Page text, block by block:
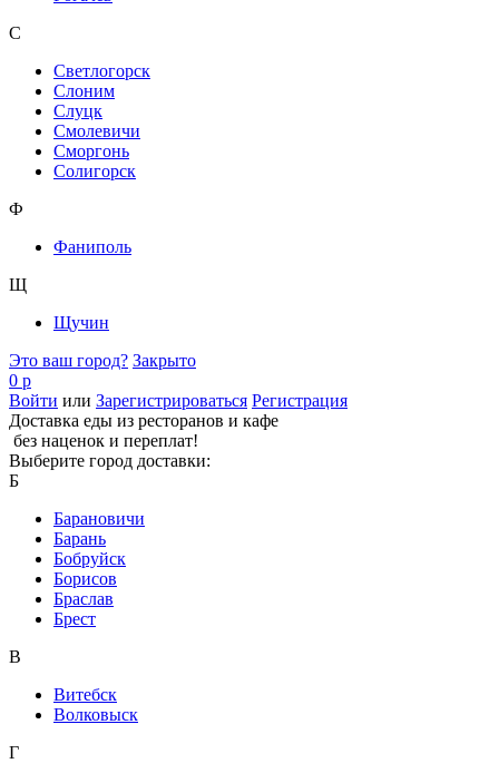
С
Светлогорск
Слоним
Слуцк
Смолевичи
Сморгонь
Солигорск
Ф
Фаниполь
Щ
Щучин
Это ваш город? Закрыто
0 р
Войти или Зарегистрироваться Регистрация
Доставка еды из ресторанов и кафе
без наценок и переплат!
Выберите город доставки:
Б
Барановичи
Барань
Бобруйск
Борисов
Браслав
Брест
В
Витебск
Волковыск
Г